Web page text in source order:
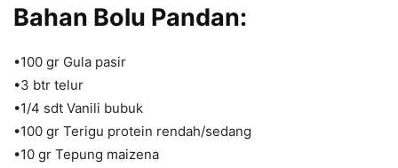
Bahan Bolu Pandan:
•100 gr Gula pasir
•3 btr telur
•1/4 sdt Vanili bubuk
•100 gr Terigu protein rendah/sedang
•10 gr Tepung maizena